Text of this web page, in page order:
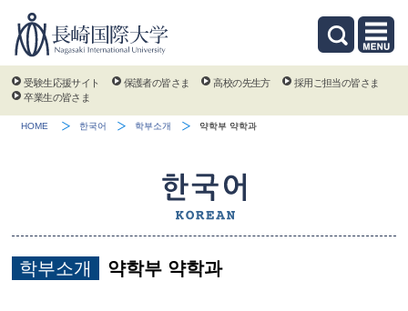
受験生応援サイト 保護者の皆さま 高校の先生方
採用ご担当の皆さま
卒業生の皆さま
HOME 한국어 학부소개 약학부 약학과
학부소개 약학부 약학과